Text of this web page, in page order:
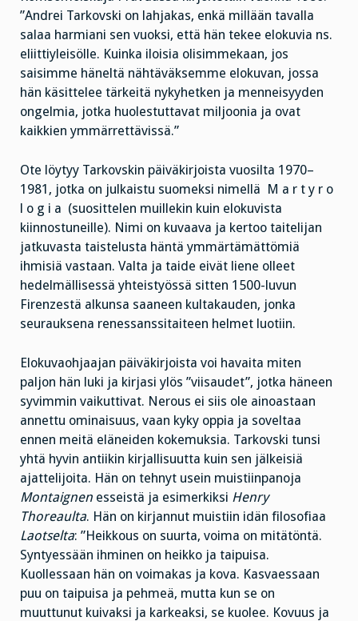
”Andrei Tarkovski on lahjakas, enkä millään tavalla
salaa harmiani sen vuoksi, että hän tekee elokuvia ns.
eliittiyleisölle. Kuinka iloisia olisimmekaan, jos
saisimme häneltä nähtäväksemme elokuvan, jossa
hän käsittelee tärkeitä nykyhetken ja menneisyyden
ongelmia, jotka huolestuttavat miljoonia ja ovat
kaikkien ymmärrettävissä.”
Ote löytyy Tarkovskin päiväkirjoista vuosilta 1970–
1981, jotka on julkaistu suomeksi nimellä M a r t y r o
l o g i a (suosittelen muillekin kuin elokuvista
kiinnostuneille). Nimi on kuvaava ja kertoo taitelijan
jatkuvasta taistelusta häntä ymmärtämättömiä
ihmisiä vastaan. Valta ja taide eivät liene olleet
hedelmällisessä yhteistyössä sitten 1500-luvun
Firenzestä alkunsa saaneen kultakauden, jonka
seurauksena renessanssitaiteen helmet luotiin.
Elokuvaohjaajan päiväkirjoista voi havaita miten
paljon hän luki ja kirjasi ylös ”viisaudet”, jotka häneen
syvimmin vaikuttivat. Nerous ei siis ole ainoastaan
annettu ominaisuus, vaan kyky oppia ja soveltaa
ennen meitä eläneiden kokemuksia. Tarkovski tunsi
yhtä hyvin antiikin kirjallisuutta kuin sen jälkeisiä
ajattelijoita. Hän on tehnyt usein muistiinpanoja
Montaignen esseistä ja esimerkiksi Henry
Thoreaulta. Hän on kirjannut muistiin idän filosofiaa
Laotselta: ”Heikkous on suurta, voima on mitätöntä.
Syntyessään ihminen on heikko ja taipuisa.
Kuollessaan hän on voimakas ja kova. Kasvaessaan
puu on taipuisa ja pehmeä, mutta kun se on
muuttunut kuivaksi ja karkeaksi, se kuolee. Kovuus ja